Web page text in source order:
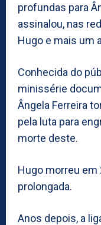
profundas para
assinalou, nas
Hugo e mais um
Conhecida do
minissérie
Ângela Ferreira
pela luta para
morte deste.
Hugo morreu em
prolongada.
Anos depois, a